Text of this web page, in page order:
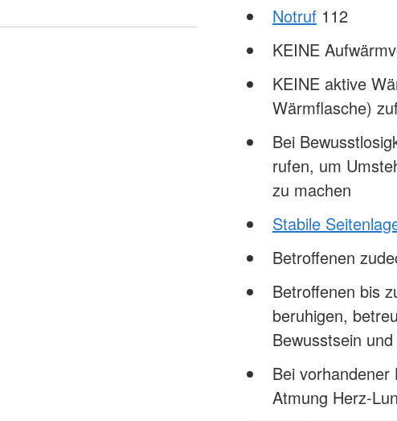
Notruf 112
KEINE
KEINE aktive
Wärmflasche)
Bei
rufen, um
zu machen
Stabile
Betroffenen
Betroffenen bis
beruhigen,
Bewusstsein
Bei
Atmung Herz-